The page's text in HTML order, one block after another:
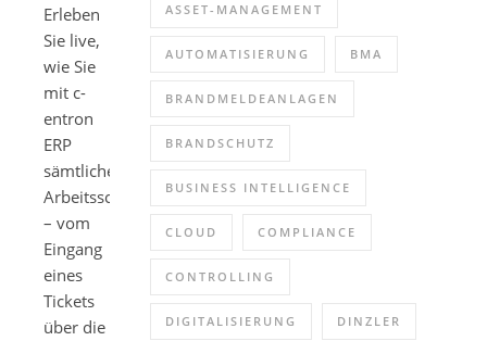
Erleben
Sie live,
wie Sie
mit c-
entron
ERP
sämtliche
Arbeitsschritte
– vom
Eingang
eines
Tickets
über die
ASSET-MANAGEMENT
AUTOMATISIERUNG BMA
BRANDMELDEANLAGEN
BRANDSCHUTZ
BUSINESS INTELLIGENCE
CLOUD COMPLIANCE
CONTROLLING
DIGITALISIERUNG DINZLER